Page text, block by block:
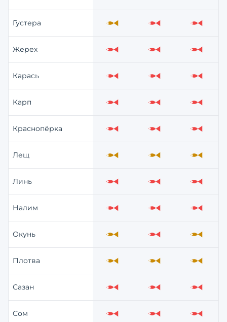
Густера Средне Слабо Слабо
Жерех Слабо Слабо Слабо
Карась Слабо Слабо Слабо
Карп Слабо Слабо Слабо
Краснопёрка Слабо Слабо Слабо
Лещ Средне Средне Средне
Линь Слабо Слабо Слабо
Налим Слабо Слабо Слабо
Окунь Средне Слабо Средне
Плотва Средне Средне Средне
Сазан Слабо Слабо Слабо
Сом Слабо Слабо Слабо